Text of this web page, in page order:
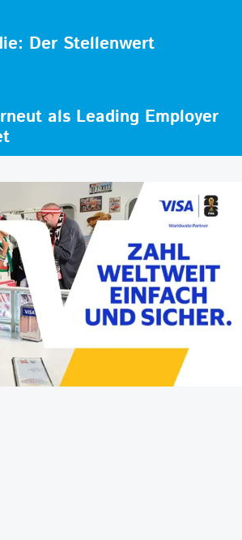
Der Stellenwert
als Leading Employer